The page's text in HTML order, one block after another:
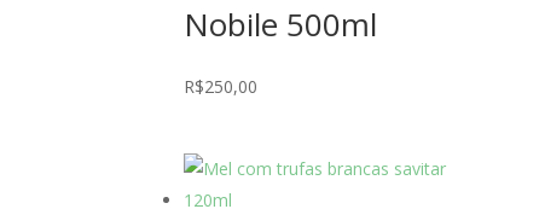
Nobile 500ml
R$250,00